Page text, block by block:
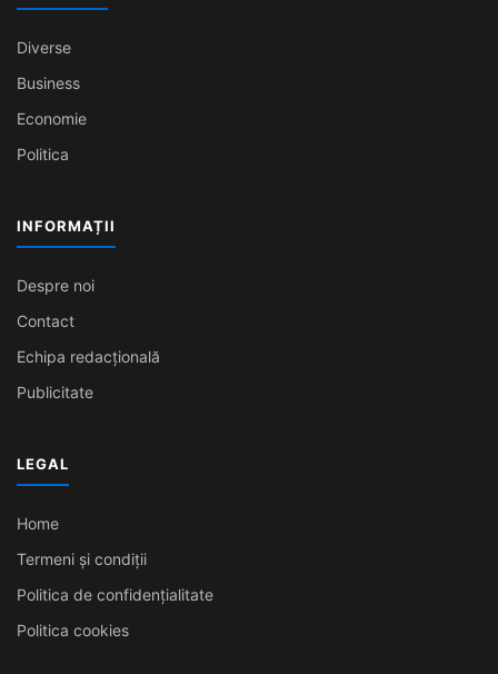
Diverse
Business
Economie
Politica
INFORMAȚII
Despre noi
Contact
Echipa redacțională
Publicitate
LEGAL
Home
Termeni și condiții
Politica de confidențialitate
Politica cookies